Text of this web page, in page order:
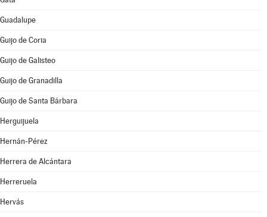
Guadalupe
Guijo de Coria
Guijo de Galisteo
Guijo de Granadilla
Guijo de Santa Bárbara
Herguijuela
Hernán-Pérez
Herrera de Alcántara
Herreruela
Hervás